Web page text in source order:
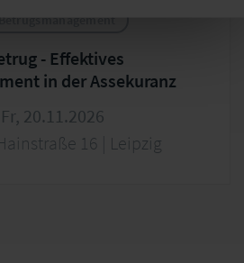
Betrugsmanagement
- Effektives
in der Assekuranz
20.11.2026
16 | Leipzig